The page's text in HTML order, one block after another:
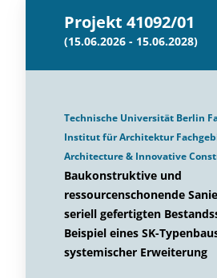
Projekt 41092/01
(15.06.2026 - 15.06.2028)
Technische Universität Berlin
Institut für Architektur
Architecture & Innovative
Baukonstruktive und
ressourcenschonende
seriell gefertigten
Beispiel eines SK-
systemischer Erweiterung